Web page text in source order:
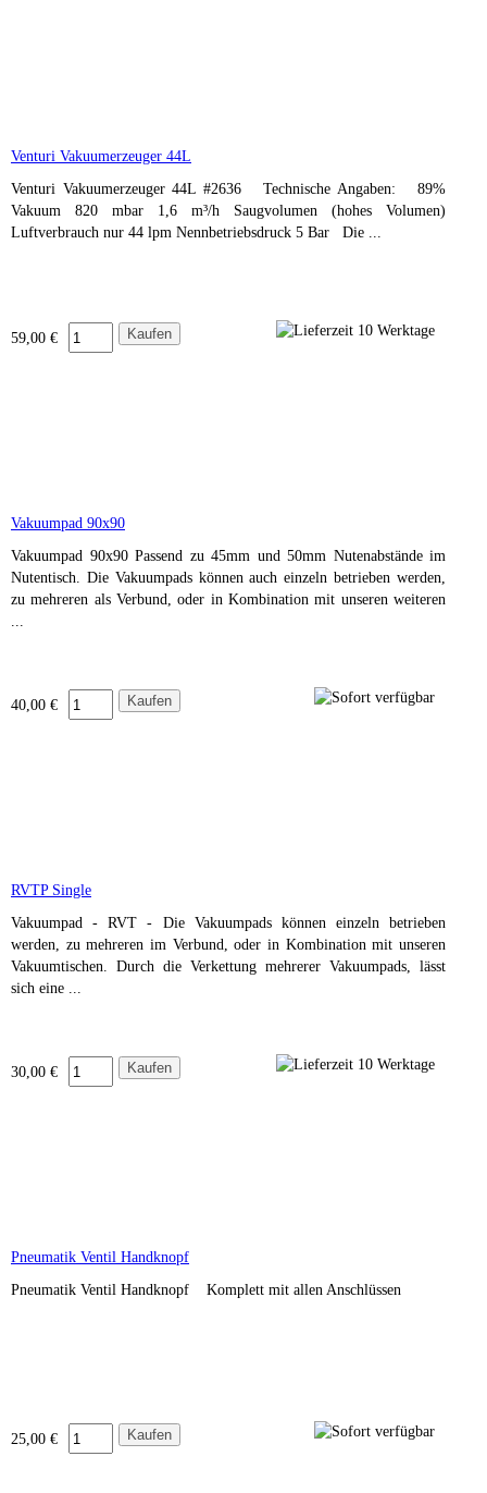
Venturi Vakuumerzeuger 44L
Venturi Vakuumerzeuger 44L #2636 Technische Angaben: 89%
Vakuum 820 mbar 1,6 m³/h Saugvolumen (hohes Volumen)
Luftverbrauch nur 44 lpm Nennbetriebsdruck 5 Bar Die ...
59,00 €
Vakuumpad 90x90
Vakuumpad 90x90 Passend zu 45mm und 50mm Nutenabstände im
Nutentisch. Die Vakuumpads können auch einzeln betrieben werden,
zu mehreren als Verbund, oder in Kombination mit unseren weiteren
...
40,00 €
RVTP Single
Vakuumpad - RVT - Die Vakuumpads können einzeln betrieben
werden, zu mehreren im Verbund, oder in Kombination mit unseren
Vakuumtischen. Durch die Verkettung mehrerer Vakuumpads, lässt
sich eine ...
30,00 €
Pneumatik Ventil Handknopf
Pneumatik Ventil Handknopf Komplett mit allen Anschlüssen
25,00 €